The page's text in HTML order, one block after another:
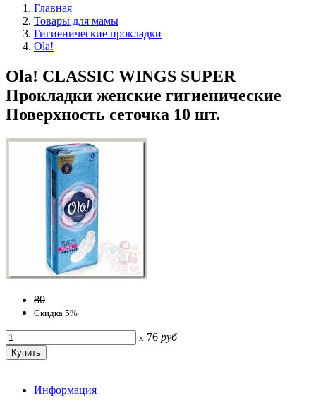
Главная
Товары для мамы
Гигиенические прокладки
Ola!
Ola! CLASSIC WINGS SUPER
Прокладки женские гигиенические
Поверхность сеточка 10 шт.
80
Скидка 5%
x 76 руб
Информация